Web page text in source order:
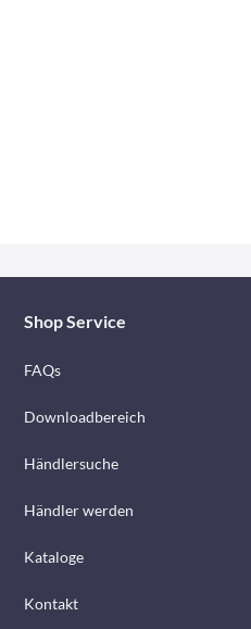
Shop Service
FAQs
Downloadbereich
Händlersuche
Händler werden
Kataloge
Kontakt